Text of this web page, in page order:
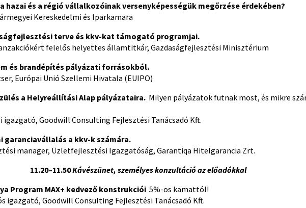
hazai és a régió vállalkozóinak versenyképességük megőrzése érdekében?
Kereskedelmi és Iparkamara
terve és kkv-kat támogató programjai.
felelős helyettes államtitkár, Gazdaságfejlesztési Minisztérium
és brandépítés pályázati forrásokból.
Európai Unió Szellemi Hivatala (EUIPO)
a Helyreállítási Alap pályázataira. Milyen pályázatok futnak most, és mikre
igazgató, Goodwill Consulting Fejlesztési Tanácsadó Kft.
garanciavállalás a kkv-k számára.
manager, Üzletfejlesztési Igazgatóság, Garantiqa Hitelgarancia Zrt.
11.20–11.50Kávészünet, személyes konzultáció az előadókkal
Program MAX+ kedvező konstrukciói 5%-os kamattól!
igazgató, Goodwill Consulting Fejlesztési Tanácsadó Kft.